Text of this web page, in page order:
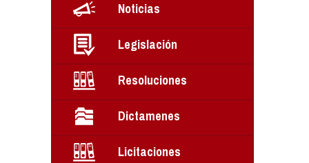
Noticias
Legislación
Resoluciones
Dictamenes
Licitaciones